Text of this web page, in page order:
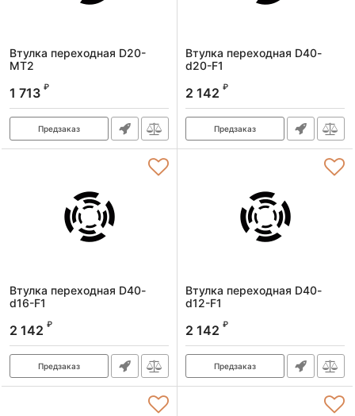
Втулка переходная D20-
MT2
Артикул:
1 713 ₽
Предзаказ
Втулка переходная D40-
d20-F1
Артикул:
2 142 ₽
Предзаказ
Втулка переходная D40-
d16-F1
Артикул:
2 142 ₽
Предзаказ
Втулка переходная D40-
d12-F1
Артикул:
2 142 ₽
Предзаказ